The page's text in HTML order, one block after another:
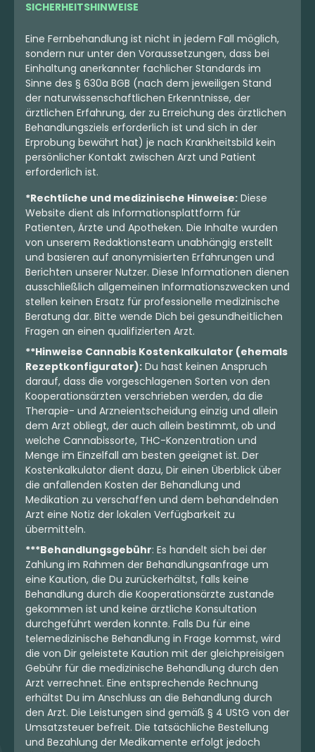
SICHERHEITSHINWEISE
Eine Fernbehandlung ist nicht in jedem Fall möglich,
sondern nur unter den Voraussetzungen, dass bei
Einhaltung anerkannter fachlicher Standards im
Sinne des § 630a BGB (nach dem jeweiligen Stand
der naturwissenschaftlichen Erkenntnisse, der
ärztlichen Erfahrung, der zu Erreichung des ärztlichen
Behandlungsziels erforderlich ist und sich in der
Erprobung bewährt hat) je nach Krankheitsbild kein
persönlicher Kontakt zwischen Arzt und Patient
erforderlich ist.
*Rechtliche und medizinische Hinweise: Diese
Website dient als Informationsplattform für
Patienten, Ärzte und Apotheken. Die Inhalte wurden
von unserem Redaktionsteam unabhängig erstellt
und basieren auf anonymisierten Erfahrungen und
Berichten unserer Nutzer. Diese Informationen dienen
ausschließlich allgemeinen Informationszwecken und
stellen keinen Ersatz für professionelle medizinische
Beratung dar. Bitte wende Dich bei gesundheitlichen
Fragen an einen qualifizierten Arzt.
**Hinweise Cannabis Kostenkalkulator (ehemals
Rezeptkonfigurator): Du hast keinen Anspruch
darauf, dass die vorgeschlagenen Sorten von den
Kooperationsärzten verschrieben werden, da die
Therapie- und Arzneientscheidung einzig und allein
dem Arzt obliegt, der auch allein bestimmt, ob und
welche Cannabissorte, THC-Konzentration und
Menge im Einzelfall am besten geeignet ist. Der
Kostenkalkulator dient dazu, Dir einen Überblick über
die anfallenden Kosten der Behandlung und
Medikation zu verschaffen und dem behandelnden
Arzt eine Notiz der lokalen Verfügbarkeit zu
übermitteln.
***Behandlungsgebühr: Es handelt sich bei der
Zahlung im Rahmen der Behandlungsanfrage um
eine Kaution, die Du zurückerhältst, falls keine
Behandlung durch die Kooperationsärzte zustande
gekommen ist und keine ärztliche Konsultation
durchgeführt werden konnte. Falls Du für eine
telemedizinische Behandlung in Frage kommst, wird
die von Dir geleistete Kaution mit der gleichpreisigen
Gebühr für die medizinische Behandlung durch den
Arzt verrechnet. Eine entsprechende Rechnung
erhältst Du im Anschluss an die Behandlung durch
den Arzt. Die Leistungen sind gemäß § 4 UStG von der
Umsatzsteuer befreit. Die tatsächliche Bestellung
und Bezahlung der Medikamente erfolgt jedoch